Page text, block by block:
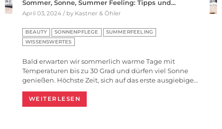
Sommer, Sonne, Summer Feeling: Tipps und…
April 03, 2024 / by Kastner & Öhler
BEAUTY SONNENPFLEGE
SUMMERFEELING
WISSENSWERTES
Bald erwarten wir sommerlich warme Tage mit
Temperaturen bis zu 30 Grad und dürfen viel Sonne
genießen. Höchste Zeit, sich auf das erste ausgiebige…
WEITERLESEN